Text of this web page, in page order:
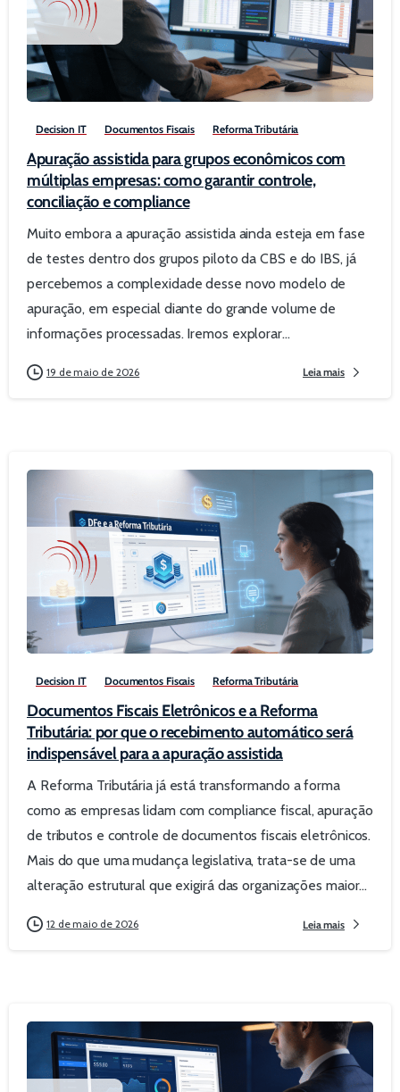
0
Decision IT Documentos Fiscais Reforma Tributária
Apuração assistida para grupos econômicos com
múltiplas empresas: como garantir controle,
conciliação e compliance
Muito embora a apuração assistida ainda esteja em fase
de testes dentro dos grupos piloto da CBS e do IBS, já
percebemos a complexidade desse novo modelo de
apuração, em especial diante do grande volume de
informações processadas. Iremos explorar...
19 de maio de 2026 Leia mais
Decision IT Documentos Fiscais Reforma Tributária
Documentos Fiscais Eletrônicos e a Reforma
Tributária: por que o recebimento automático será
indispensável para a apuração assistida
A Reforma Tributária já está transformando a forma
como as empresas lidam com compliance fiscal, apuração
de tributos e controle de documentos fiscais eletrônicos.
Mais do que uma mudança legislativa, trata-se de uma
alteração estrutural que exigirá das organizações maior...
12 de maio de 2026 Leia mais